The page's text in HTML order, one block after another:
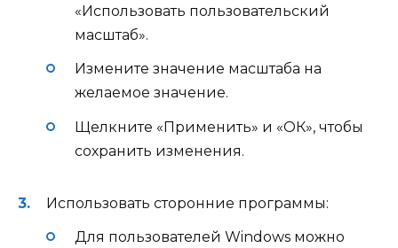
«Использовать пользовательский
масштаб».
Измените значение масштаба на
желаемое значение.
Щелкните «Применить» и «ОК», чтобы
сохранить изменения.
Использовать сторонние программы:
Для пользователей Windows можно